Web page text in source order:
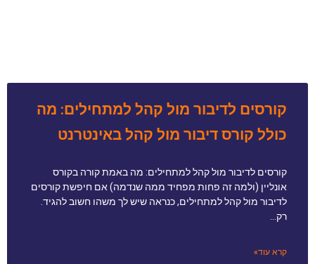
קורסים לדיבור מול קהל למתחילים: מה
כולל קורס דיבור מול קהל באינטרנט
קורסים לדיבור מול קהל למתחילים: מה באמת קורה בקורס
אונליין (ולמה זה פחות מפחיד ממה שנדמה) אם חיפשת קורסים
לדיבור מול קהל למתחילים, כנראה שיש לך משהו חשוב להגיד.
רק…
קרא עוד»